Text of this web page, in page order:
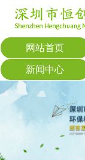
网站首页
新闻中心